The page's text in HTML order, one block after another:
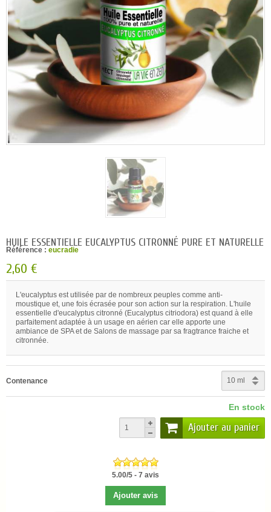
HUILE ESSENTIELLE EUCALYPTUS CITRONNÉ PURE ET NATURELLE
Référence : eucradie
2,60 €
L'eucalyptus est utilisée par de nombreux peuples comme anti-
moustique et, une fois écrasée pour son action sur la respiration. L'huile
essentielle d'eucalyptus citronné (Eucalyptus citriodora) est quand à elle
parfaitement adaptée à un usage en aérien car elle apporte une
ambiance de SPA et de Salons de massage par sa fragtrance fraiche et
citronnée.
Contenance
En stock
Ajouter au panier
5.00/5 - 7 avis
Ajouter avis